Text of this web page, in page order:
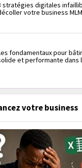
stratégies digitales
votre business MLM
fondamentaux pour
et performante dans
votre business